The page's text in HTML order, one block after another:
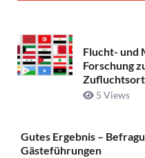
Flucht- und
Forschung
Zufluchtsort
5 Views
Gutes Ergebnis –
Gästeführungen